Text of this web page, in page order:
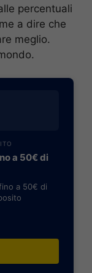
percentuali
a dire che
meglio.
a 50€ di
a 50€ di